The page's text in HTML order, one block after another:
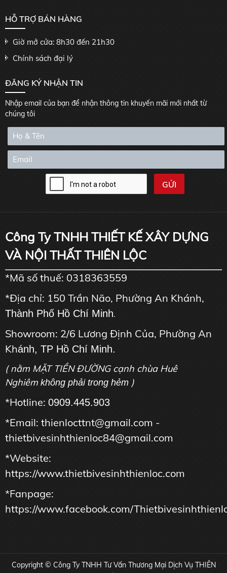
HỖ TRỢ BÁN HÀNG
Giờ mở cửa: 8h30 đến 21h30
Chính sách đại lý
ĐĂNG KÝ NHẬN TIN
Nhập email của bạn để nhận thông tin khuyến mãi mới nhất từ
chúng tôi
Công Ty TNHH THIẾT KẾ XÂY DỰNG
VÀ NỘI THẤT THIÊN LỘC
*Mã số thuế: 0318363559
*Địa chỉ: 150 Trần Não, Phường An Khánh,
Thành Phố Hồ Chí Minh.
Showroom: 2/6 Lương Định Của, Phường An
Khánh, TP Hồ Chí Minh.
( nằm MẶT TIỀN ĐƯỜNG cạnh chùa Huê
Nghiêm không phải trong hẻm )
*Hotline: 0909.445.903
*Email: thienlocttnt@gmail.com -
thietbivesinhthienloc84@gmail.com
*Website:
https://www.thietbivesinhthienloc.com
*Fanpage:
https://www.facebook.com/
Copyright © Công Ty TNHH Tư Vấn Thương Mại Dịch Vụ THIÊN